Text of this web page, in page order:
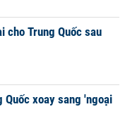
cho Trung Quốc sau
Quốc xoay sang 'ngoại